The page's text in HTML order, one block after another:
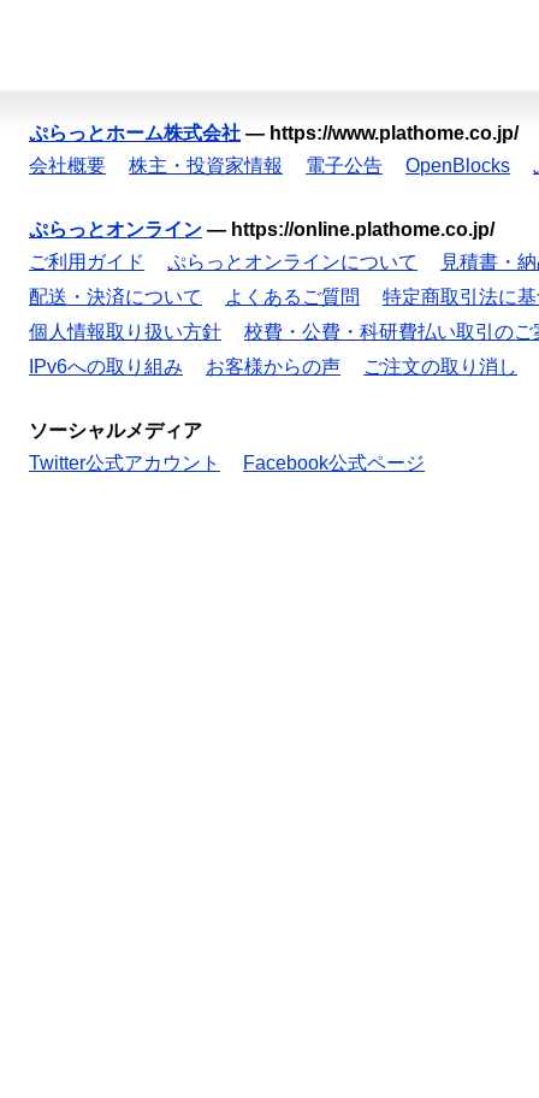
ぷらっとホーム株式会社 — https://www.plathome.co.jp/
会社概要
株主・投資家情報 電子公告 OpenBlocks
ぷらっとオンライン — https://online.plathome.co.jp/
ご利用ガイド
ぷらっとオンラインについて
見積書・
配送・決済について
よくあるご質問
特定商取引法に
個人情報取り扱い方針
校費・公費・科研費払い取引のご
IPv6への取り組み
お客様からの声 ご注文の取り消し
ソーシャルメディア
Twitter公式アカウント
Facebook公式ページ